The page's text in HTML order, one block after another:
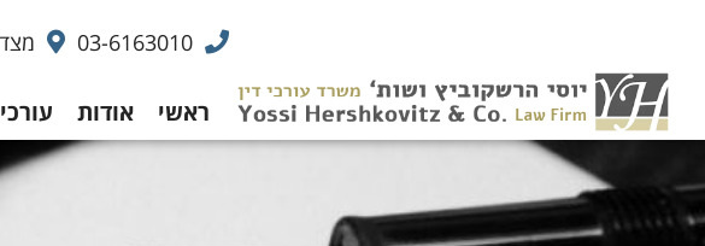
03-6163010 מצדה 7 בני ברק, מגדל
ראשי אודות